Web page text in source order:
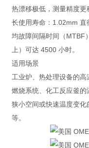
热漂移极低，测量精度更
长使用寿命 ：1.02mm
均故障间隔时间（MTBF
上）可达 4500 小时。
适用场景
工业炉、热处理设备的高
燃烧系统、化工反应釜的
狭小空间或快速温度变
等。